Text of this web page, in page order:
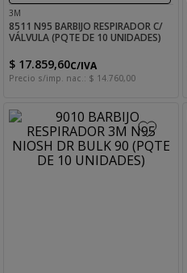
3M
8511 N95 BARBIJO RESPIRADOR C/
VÁLVULA (PQTE DE 10 UNIDADES)
$ 17.859,60C/IVA
Precio s/imp. nac.: $ 14.760,00